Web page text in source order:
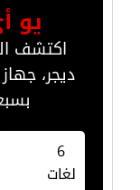
يو
اكتشف
ديجر،
6
لغات